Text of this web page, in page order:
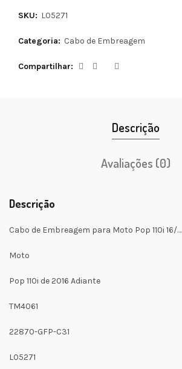
SKU: L05271
Categoria: Cabo de Embreagem
Compartilhar
Descrição
Avaliações (0)
Descrição
Cabo de Embreagem para Moto Pop 110i 16/…
Moto
Pop 110i de 2016 Adiante
TM4061
22870-GFP-C31
L05271